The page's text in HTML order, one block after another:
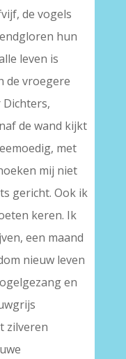
de vogels
hun
leven is
de vroegere
Dichters,
de wand kijkt
met
mij niet
gericht. Ook ik
keren. Ik
een maand
nieuw leven
en
zilveren